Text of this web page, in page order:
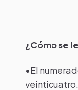
¿Cómo se
•El